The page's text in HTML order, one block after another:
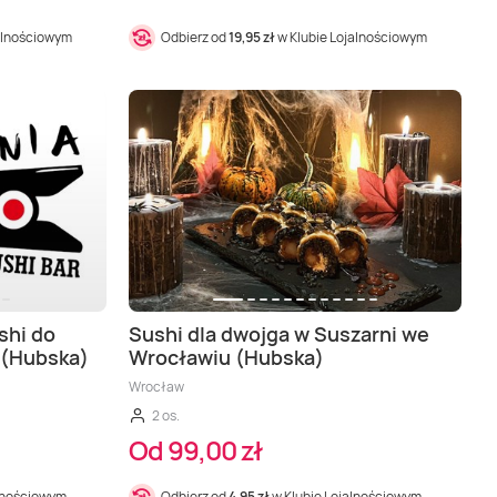
Odbierz od19,95 złw Klubie Lojalnościowym
Katowice, Koszalin, Lublin, Mielno, Sopot, Zielona Góra
do
Sushi dla dwojga w Suszarni we
Wrocławiu (Hubska)
Wrocław
2 os.
Od 99,00 zł